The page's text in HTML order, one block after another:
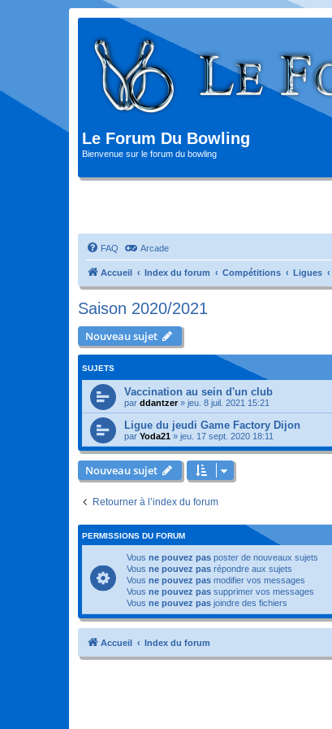
Le Forum Du Bowling
Bienvenue sur le forum du bowling
FAQ Arcade
Accueil Index du forum Compétitions Ligues
Saison 2020/2021
Nouveau sujet
SUJETS
Vaccination au sein d'un club
par ddantzer» jeu. 8 juil. 2021 15:21
Ligue du jeudi Game Factory Dijon
par Yoda21 » jeu. 17 sept. 2020 18:11
Nouveau sujet
Retourner à l’index du forum
PERMISSIONS DU FORUM
Vous ne pouvez pas poster de nouveaux sujets
Vous ne pouvez pas répondre aux sujets
Vous ne pouvez pas modifier vos messages
Vous ne pouvez pas supprimer vos messages
Vous ne pouvez pas joindre des fichiers
Accueil Index du forum